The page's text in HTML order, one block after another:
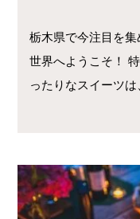
栃木県で今注目を
世界へようこそ！
ったりなスイーツ